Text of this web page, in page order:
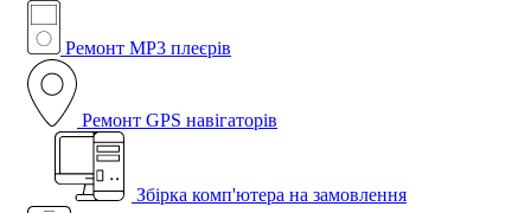
Ремонт MP3 плеєрів
Ремонт GPS навігаторів
Збірка комп'ютера на замовлення